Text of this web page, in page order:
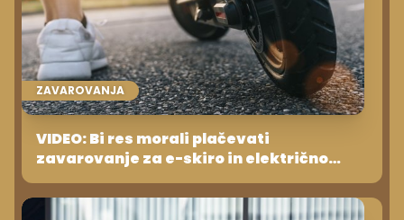
ZAVAROVANJA
VIDEO: Bi res morali plačevati
zavarovanje za e-skiro in električno
kolo?